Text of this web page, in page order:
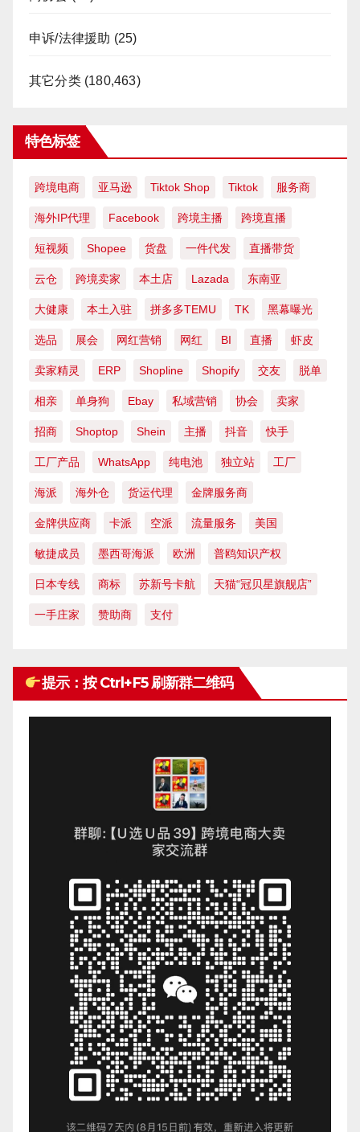
申诉/法律援助 (25)
其它分类(180,463)
特色标签
跨境电商 亚马逊 Tiktok Shop Tiktok 服务商
海外IP代理 Facebook 跨境主播 跨境直播
短视频 Shopee 货盘 一件代发 直播带货
云仓 跨境卖家 本土店 Lazada 东南亚
大健康 本土入驻 拼多多TEMU TK 黑幕曝光
选品 展会 网红营销 网红 BI 直播 虾皮
卖家精灵 ERP Shopline Shopify 交友 脱单
相亲 单身狗 Ebay 私域营销 协会 卖家
招商 Shoptop Shein 主播 抖音 快手
工厂产品 WhatsApp 纯电池 独立站 工厂
海派 海外仓 货运代理 金牌服务商
金牌供应商 卡派 空派 流量服务 美国
敏捷成员 墨西哥海派 欧洲 普鸥知识产权
日本专线 商标 苏新号卡航 天猫“冠贝星旗舰店”
一手庄家 赞助商 支付
提示：按 Ctrl+F5 刷新群二维码